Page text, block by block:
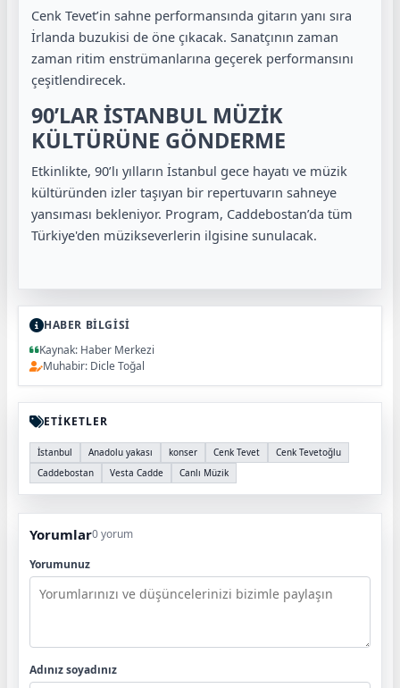
Cenk Tevet’in sahne performansında gitarın yanı sıra
İrlanda buzukisi de öne çıkacak. Sanatçının zaman
zaman ritim enstrümanlarına geçerek performansını
çeşitlendirecek.
90’LAR İSTANBUL MÜZİK
KÜLTÜRÜNE GÖNDERME
Etkinlikte, 90’lı yılların İstanbul gece hayatı ve müzik
kültüründen izler taşıyan bir repertuvarın sahneye
yansıması bekleniyor. Program, Caddebostan’da tüm
Türkiye'den müzikseverlerin ilgisine sunulacak.
HABER BİLGİSİ
Kaynak: Haber Merkezi
Muhabir: Dicle Toğal
ETİKETLER
İstanbul Anadolu yakası konser Cenk Tevet
Cenk Tevetoğlu
Caddebostan
Vesta Cadde Canlı Müzik
Yorumlar0 yorum
Yorumunuz
Adınız soyadınız